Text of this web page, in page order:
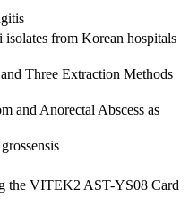
from Korean hospitals
Three Extraction Methods
and Anorectal Abscess as
the VITEK2 AST-YS08 Card